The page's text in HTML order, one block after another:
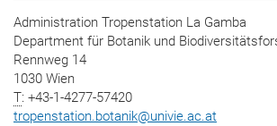
Administration Tropenstation La Gamba
Department für Botanik und
Rennweg 14
1030 Wien
T: +43-1-4277-57420
tropenstation.botanik@univie.ac.at